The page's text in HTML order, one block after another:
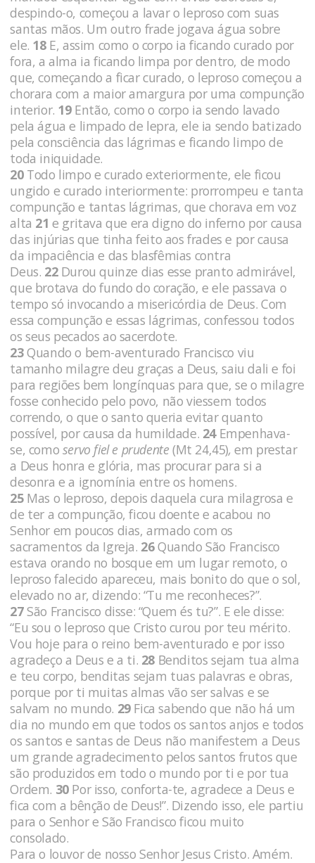
despindo-o, começou a lavar o leproso com suas
santas mãos. Um outro frade jogava água sobre
ele. 18 E, assim como o corpo ia ficando curado por
fora, a alma ia ficando limpa por dentro, de modo
que, começando a ficar curado, o leproso começou a
chorara com a maior amargura por uma compunção
interior. 19 Então, como o corpo ia sendo lavado
pela água e limpado de lepra, ele ia sendo batizado
pela consciência das lágrimas e ficando limpo de
toda iniquidade.
20 Todo limpo e curado exteriormente, ele ficou
ungido e curado interiormente: prorrompeu e tanta
compunção e tantas lágrimas, que chorava em voz
alta 21e gritava que era digno do inferno por causa
das injúrias que tinha feito aos frades e por causa
da impaciência e das blasfêmias contra
Deus. 22 Durou quinze dias esse pranto admirável,
que brotava do fundo do coração, e ele passava o
tempo só invocando a misericórdia de Deus. Com
essa compunção e essas lágrimas, confessou todos
os seus pecados ao sacerdote.
23Quando o bem-aventurado Francisco viu
tamanho milagre deu graças a Deus, saiu dali e foi
para regiões bem longínquas para que, se o milagre
fosse conhecido pelo povo, não viessem todos
correndo, o que o santo queria evitar quanto
possível, por causa da humildade. 24 Empenhava-
se, como servo fiel e prudente(Mt 24,45),em prestar
a Deus honra e glória, mas procurar para si a
desonra e a ignomínia entre os homens.
25 Mas o leproso, depois daquela cura milagrosa e
de ter a compunção, ficou doente e acabou no
Senhor em poucos dias, armado com os
sacramentos da Igreja. 26Quando São Francisco
estava orando no bosque em um lugar remoto, o
leproso falecido apareceu, mais bonito do que o sol,
elevado no ar, dizendo: “Tu me reconheces?”.
27São Francisco disse: “Quem és tu?”. E ele disse:
“Eu sou o leproso que Cristo curou por teu mérito.
Vou hoje para o reino bem-aventurado e por isso
agradeço a Deus e a ti. 28 Benditos sejam tua alma
e teu corpo, benditas sejam tuas palavras e obras,
porque por ti muitas almas vão ser salvas e se
salvam no mundo. 29 Fica sabendo que não há um
dia no mundo em que todos os santos anjos e todos
os santos e santas de Deus não manifestem a Deus
um grande agradecimento pelos santos frutos que
são produzidos em todo o mundo por ti e por tua
Ordem. 30 Por isso, conforta-te, agradece a Deus e
fica com a bênção de Deus!”. Dizendo isso, ele partiu
para o Senhor e São Francisco ficou muito
consolado.
Para o louvor de nosso Senhor Jesus Cristo. Amém.